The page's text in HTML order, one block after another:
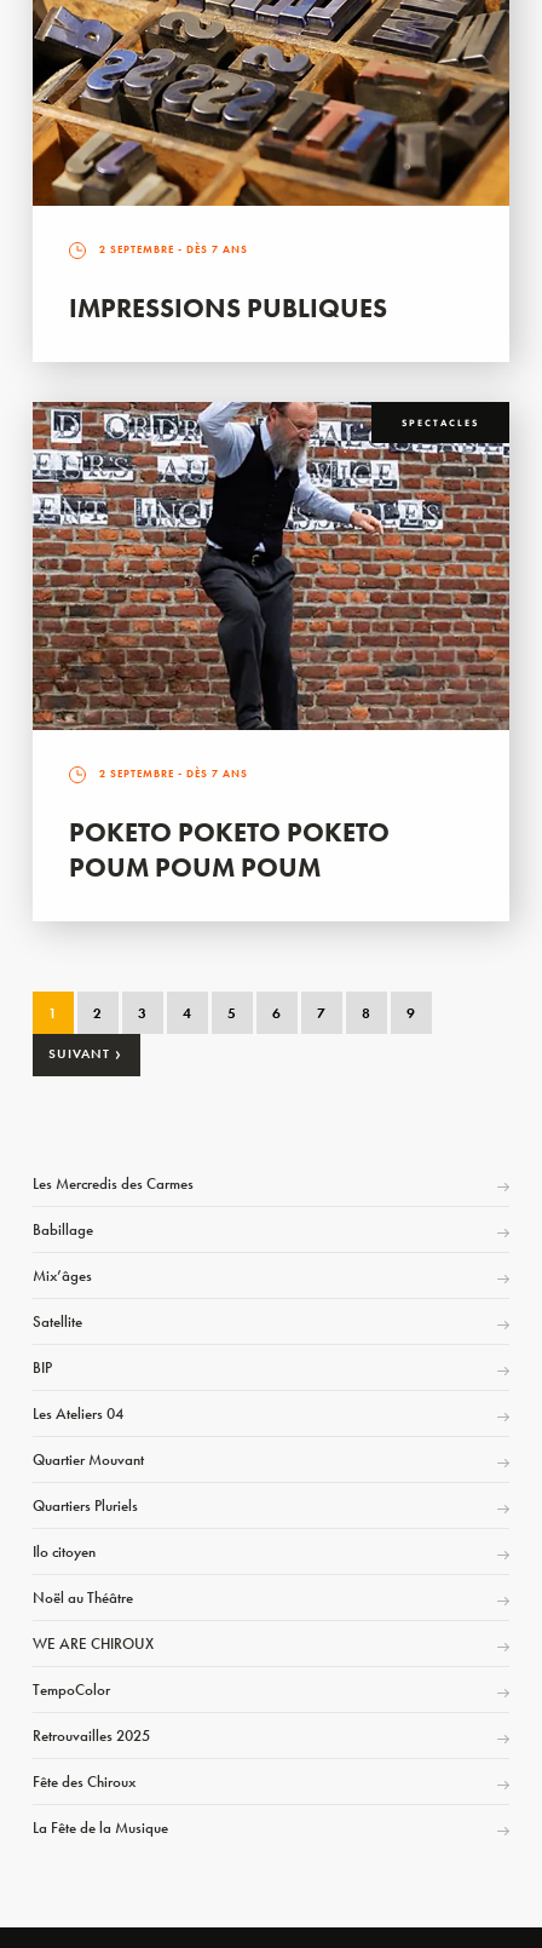
2 SEPTEMBRE - DÈS 7 ANS
IMPRESSIONS PUBLIQUES
SPECTACLES
2 SEPTEMBRE - DÈS 7 ANS
POKETO POKETO POKETO
POUM POUM POUM
1 2 3 4 5 6 7 8 9
SUIVANT ›
Les Mercredis des Carmes
Babillage
Mix’âges
Satellite
BIP
Les Ateliers 04
Quartier Mouvant
Quartiers Pluriels
Ilo citoyen
Noël au Théâtre
WE ARE CHIROUX
TempoColor
Retrouvailles 2025
Fête des Chiroux
La Fête de la Musique